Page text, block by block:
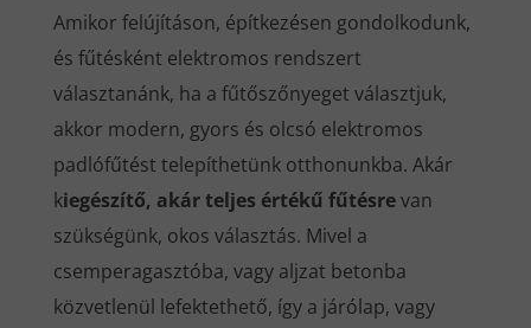
Amikor felújításon, építkezésen gondolkodunk,
és fűtésként elektromos rendszert
választanánk, ha a fűtőszőnyeget választjuk,
akkor modern, gyors és olcsó elektromos
padlófűtést telepíthetünk otthonunkba. Akár
kiegészítő, akár teljes értékű fűtésrevan
szükségünk, okos választás. Mivel a
csemperagasztóba, vagy aljzat betonba
közvetlenül lefektethető, így a járólap, vagy